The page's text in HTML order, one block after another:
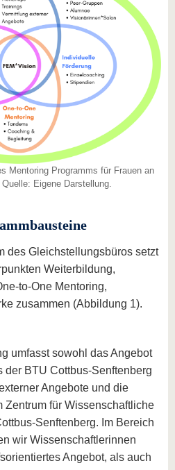
Mentoring Programms für Frauen an
Eigene Darstellung.
des Gleichstellungsbüros setzt
Weiterbildung,
to-One Mentoring,
zusammen (Abbildung 1).
umfasst sowohl das Angebot
BTU Cottbus-Senftenberg
Angebote und die
Zentrum für Wissenschaftliche
Senftenberg. Im Bereich
wir Wissenschaftlerinnen
Angebot, als auch